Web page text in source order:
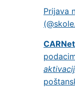
Prijava